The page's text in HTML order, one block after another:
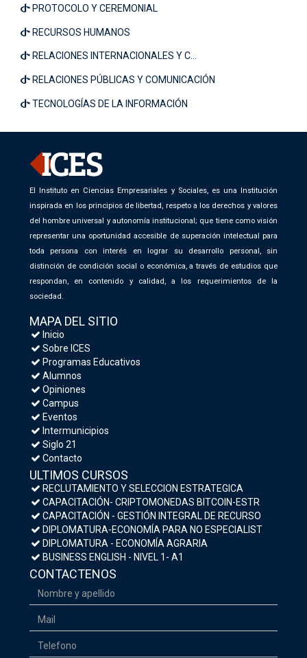
PROTOCOLO Y CEREMONIAL
RECURSOS HUMANOS
RELACIONES INTERNACIONALES Y C...
RELACIONES PÚBLICAS Y COMUNICACIÓN
TECNOLOGÍAS DE LA INFORMACIÓN
El Instituto en Ciencias Empresariales y Sociales, es una Institución
inspirada en los principios de libertad, respeto a los derechos y valores
del hombre universal y autonomía institucional; que tiene como visión
representar una oportunidad accesible de superación intelectual para
toda persona con interés en lograr su desarrollo personal, sin
distinción de condición social o económica, a través de estudios que
respondan, en contenido y calidad, a los requerimientos de la
sociedad.
MAPA DEL SITIO
Inicio
Sobre ICES
Programas Educativos
Alumnos
Opiniones
Campus
Eventos
Intermunicipios
Siglo 21
Contacto
ULTIMOS CURSOS
RECLUTAMIENTO Y SELECCION ESTRATEGICA
CAPACITACIÓN- CRIPTOMONEDAS BITCOIN-ESTRATEGIAS DE INVERSIÓN Y MEDIDAS DE SEGURIDAD
CAPACITACIÓN - GESTIÓN INTEGRAL DE RECURSOS HUMANOS
DIPLOMATURA-ECONOMÍA PARA NO ESPECIALISTAS- MACROECONOMÍA Y POLÍTICA ECONÓMICA
DIPLOMATURA - ECONOMÍA AGRARIA
BUSINESS ENGLISH - NIVEL 1- A1
CONTACTENOS